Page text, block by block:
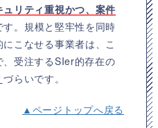
リティ重視かつ、案件
す。規模と堅牢性を同時
こなせる事業者は、こ
受注するSIer的存在の
らいです。
▲ページトップへ戻る